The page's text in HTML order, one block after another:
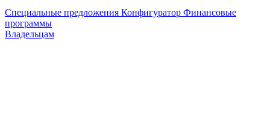
Специальные предложения Конфигуратор Финансовые
программы
Владельцам